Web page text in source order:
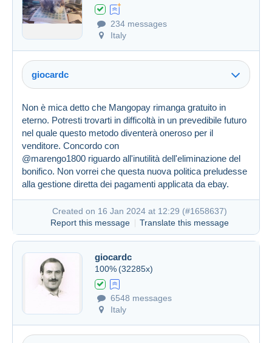
234 messages
Italy
giocardc
Created on 16 Jan 2024 at 12:12 #1658616
Non è mica detto che Mangopay rimanga gratuito in
eterno. Potresti trovarti in difficoltà in un prevedibile futuro
nel quale questo metodo diventerà oneroso per il
venditore. Concordo con
@marengo1800 riguardo all'inutilità dell'eliminazione del
bonifico. Non vorrei che questa nuova politica preludesse
alla gestione diretta dei pagamenti applicata da ebay.
Created on 16 Jan 2024 at 12:29 (#1658637)
Report this message
Translate this message
giocardc
100% (32285x)
6548 messages
Italy